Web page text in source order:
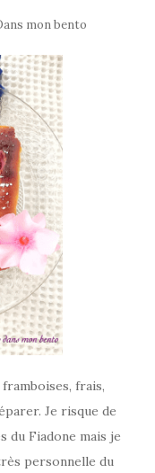
mon bento
frais,
Je risque de
du Fiadone mais je
personnelle du